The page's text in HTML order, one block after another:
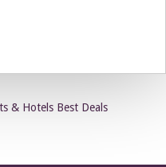
& Hotels Best Deals